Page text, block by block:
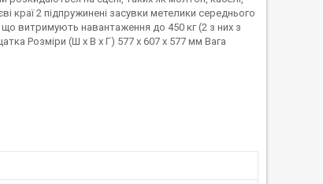
краї 2 підпружинені засувки метелики середнього
що витримують навантаження до 450 кг (2 з них з
Розміри (Ш x В x Г) 577 x 607 x 577 мм Вага